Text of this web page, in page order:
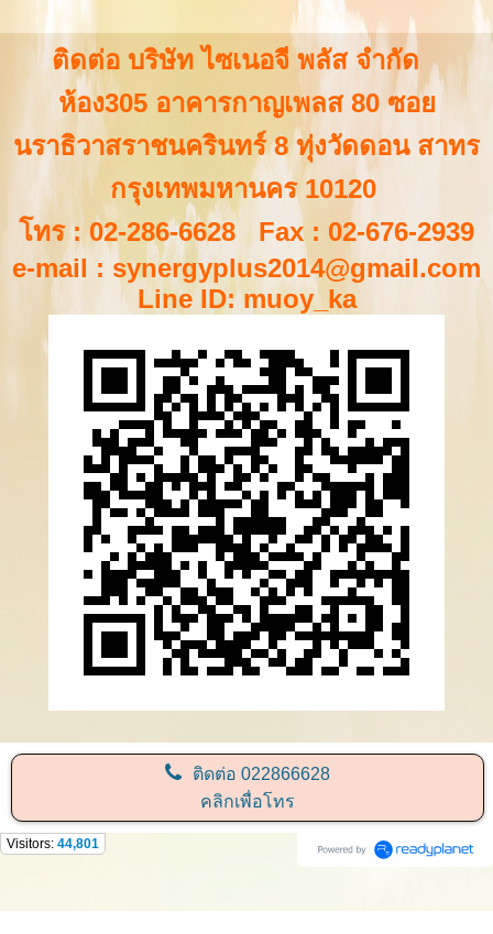
ติดต่อ บริษัท ไซเนอจี พลัส จำกัด
ห้อง305 อาคารกาญเพลส 80 ซอย
นราธิวาสราชนครินทร์ 8 ทุ่งวัดดอน สาทร
กรุงเทพมหานคร 10120
โทร : 02-286-6628 Fax : 02-676-2939
e-mail : synergyplus2014@gmail.com
Line ID: muoy_ka
ติดต่อ 022866628
คลิกเพื่อโทร
Visitors: 44,801